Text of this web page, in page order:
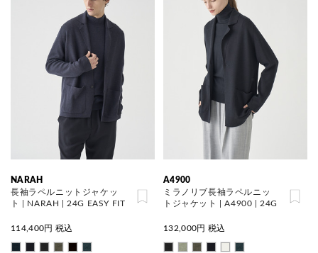
NARAH
長袖ラペルニットジャケッ
ト | NARAH | 24G EASY FIT
114,400円 税込
A4900
ミラノリブ長袖ラペルニッ
トジャケット | A4900 | 24G
132,000円 税込